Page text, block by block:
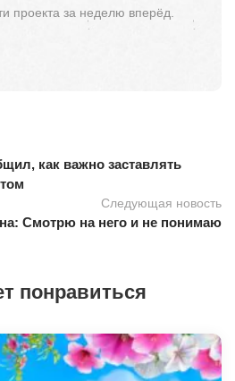
проекта за неделю вперёд.
как важно заставлять
Следующая новость
Смотрю на него и не понимаю
понравиться